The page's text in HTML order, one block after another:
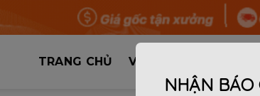
TRANG CHỦ VỀ CHÚNG TÔI
NHẬN BÁO